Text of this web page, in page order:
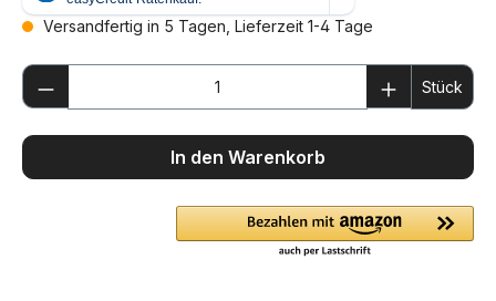
Versandfertig in 5 Tagen, Lieferzeit 1-4 Tage
Produkt Anzahl: Gib den gewünschten
Stück
In den Warenkorb